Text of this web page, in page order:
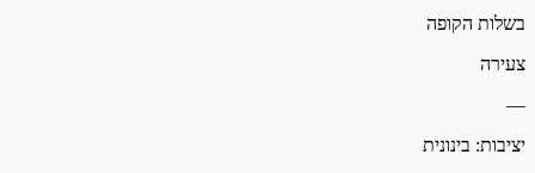
בשלות הקופה
צעירה
—
יציבות: בינונית